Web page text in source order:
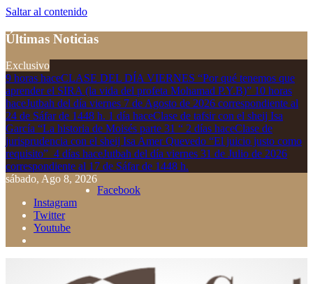
Saltar al contenido
Últimas Noticias
Exclusivo
9 horas haceCLASE DEL DÍA VIERNES “Por qué tenemos que
aprender el SIRA (la vida del profeta Mohamad P.Y.B)” 10 horas
haceJutbah del día viernes 7 de Agosto de 2026 correspondiente al
24 de Sáfar de 1448 h. 1 día haceClase de tafsir con el sheij Isa
García “La historia de Moisés parte 31 “ 2 días haceClase de
jurisprudencia con el sheij Isa Amer Quevedo “El juicio justo como
requisito” 4 días haceJutbah del día viernes 31 de Julio de 2026
correspondiente al 17 de Sáfar de 1448 h.
sábado, Ago 8, 2026
Facebook
Instagram
Twitter
Youtube